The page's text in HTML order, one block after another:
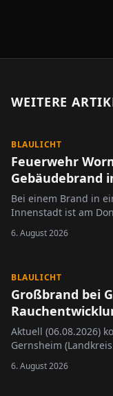
WEITERE
BLAULICHT
Feuerwehr
Gebäudebrand
Bei einem Brand in
Innenstadt ist am
6. August 2026
BLAULICHT
Großbrand bei
Aktuell (06.08.2026)
Gernsheim
6. August 2026